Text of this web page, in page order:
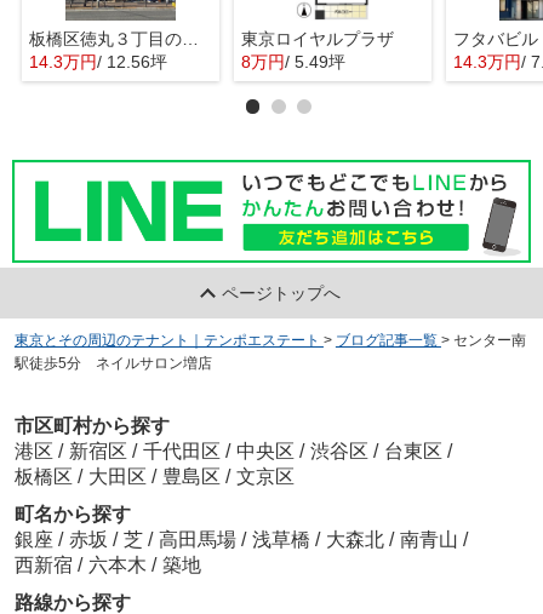
板橋区徳丸３丁目の店舗事務所
14.3万円/ 12.56坪
東京ロイヤルプラザ
8万円/ 5.49坪
フタバビル
14.3万円/
ページトップへ
東京とその周辺のテナント｜テンポエステート > ブログ記事一覧 > センター南
駅徒歩5分 ネイルサロン増店
市区町村から探す
港区 / 新宿区 / 千代田区 / 中央区 / 渋谷区 / 台東区 /
板橋区 / 大田区 / 豊島区 / 文京区
町名から探す
銀座 / 赤坂 / 芝 / 高田馬場 / 浅草橋 / 大森北 / 南青山 /
西新宿 / 六本木 / 築地
路線から探す